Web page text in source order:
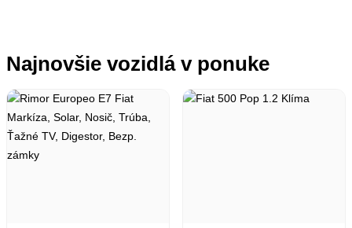
Najnovšie vozidlá v ponuke